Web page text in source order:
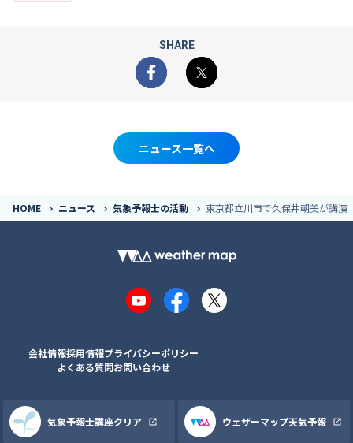
SHARE
Facebook
X
ニュース一覧へ
HOME ニュース 気象予報士の活動 東京都立川市で久保井朝美が講演
YouTubeFacebook
X
会社情報採用情報プライバシーポリシー
よくある質問お問い合わせ
気象予報士講座クリア ウェザーマップ天気予報